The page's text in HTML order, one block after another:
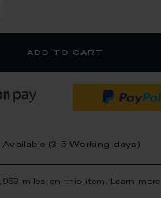
add to cart
Available (3-5 Working days)
miles on this item. Learn more